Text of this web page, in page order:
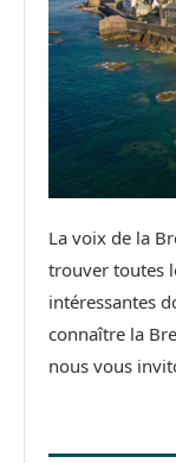
La voix de la
trouver toutes
intéressantes
connaître la
nous vous